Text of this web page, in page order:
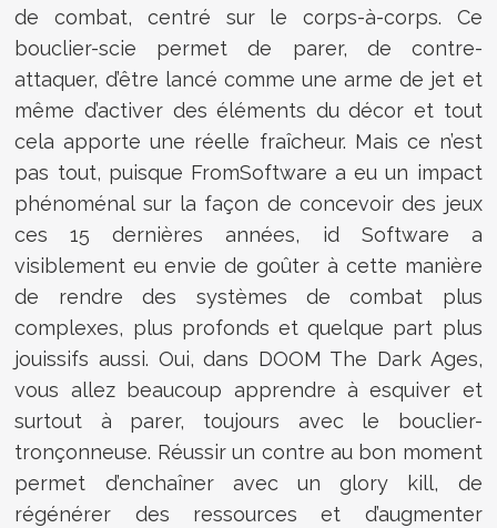
de combat, centré sur le corps-à-corps. Ce
bouclier-scie permet de parer, de contre-
attaquer, d’être lancé comme une arme de jet et
même d’activer des éléments du décor et tout
cela apporte une réelle fraîcheur. Mais ce n’est
pas tout, puisque FromSoftware a eu un impact
phénoménal sur la façon de concevoir des jeux
ces 15 dernières années, id Software a
visiblement eu envie de goûter à cette manière
de rendre des systèmes de combat plus
complexes, plus profonds et quelque part plus
jouissifs aussi. Oui, dans DOOM The Dark Ages,
vous allez beaucoup apprendre à esquiver et
surtout à parer, toujours avec le bouclier-
tronçonneuse. Réussir un contre au bon moment
permet d’enchaîner avec un glory kill, de
régénérer des ressources et d’augmenter